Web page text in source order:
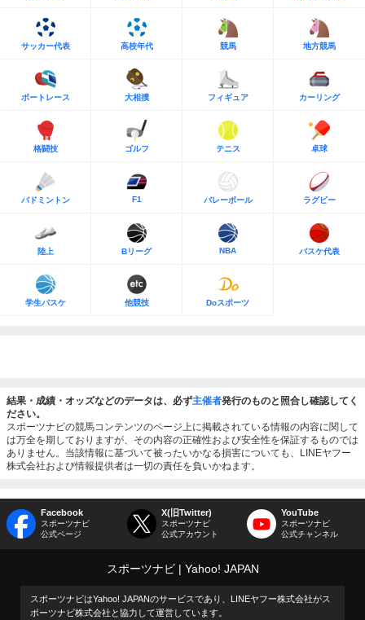
サッカー代表 高校年代 競馬 地方競馬
ボートレース 大相撲 フィギュア カーリング
格闘技 ゴルフ テニス 卓球
バドミントン F1 バレーボール ラグビー
陸上 Bリーグ NBA バスケ代表
学生バスケ 他競技 Doスポーツ
結果・成績・オッズなどのデータは、必ず主催者発行のものと照合し確認してく
ださい。
スポーツナビの競馬コンテンツのページ上に掲載されている情報の内容に関して
は万全を期しておりますが、その内容の正確性および安全性を保証するものでは
ありません。当該情報に基づいて被ったいかなる損害についても、LINEヤフー
株式会社および情報提供者は一切の責任を負いかねます。
Facebook
スポーツナビ
公式ページ
X(旧Twitter)
スポーツナビ
公式アカウント
YouTube
スポーツナビ
公式チャンネル
スポーツナビ Yahoo! JAPAN
スポーツナビはYahoo! JAPANのサービスであり、LINEヤフー株式会社がス
ポーツナビ株式会社と協力して運営しています。